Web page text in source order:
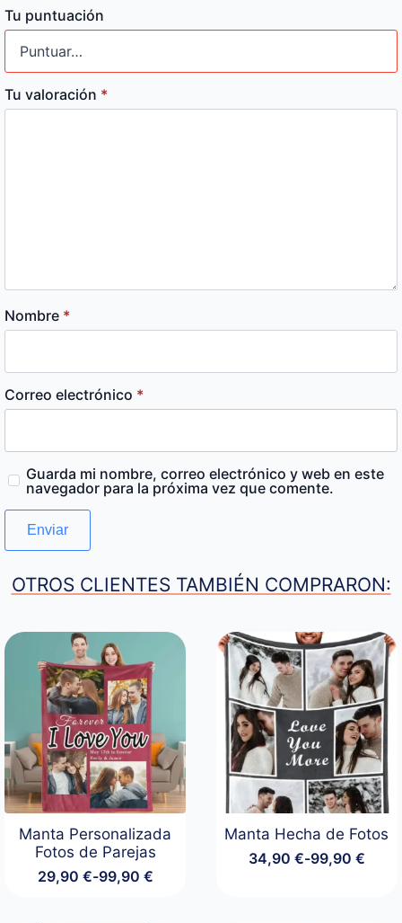
Tu puntuación
Tu valoración *
Nombre *
Correo electrónico *
Guarda mi nombre, correo electrónico y web en este
navegador para la próxima vez que comente.
OTROS CLIENTES TAMBIÉN COMPRARON:
Manta Personalizada
Fotos de Parejas
29,90 €-99,90 €
Rango
Manta Hecha de Fotos
34,90 €-99,90 €
Rango